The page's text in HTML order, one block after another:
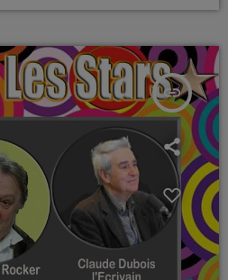
insert_link